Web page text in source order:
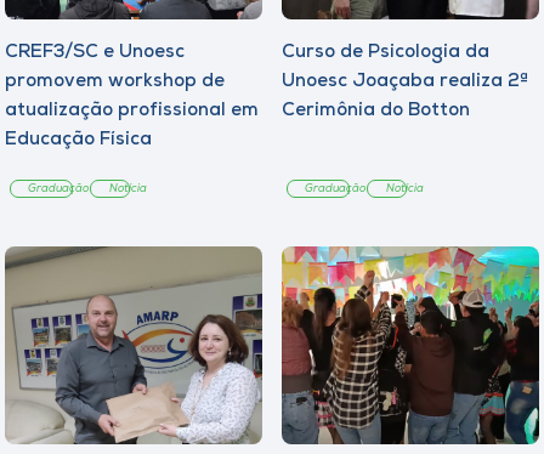
CREF3/SC e Unoesc
promovem workshop de
atualização profissional em
Educação Física
Graduação Notícia
Curso de Psicologia da
Unoesc Joaçaba realiza 2ª
Cerimônia do Botton
Graduação Notícia